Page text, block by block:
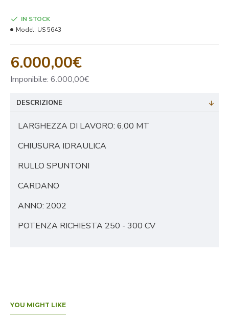
6.000,00€
Imponibile: 6.000,00€
IN STOCK
Model: US 5643
DESCRIZIONE
LARGHEZZA DI LAVORO: 6,00 MT
CHIUSURA IDRAULICA
RULLO SPUNTONI
CARDANO
ANNO: 2002
POTENZA RICHIESTA 250 - 300 CV
YOU MIGHT LIKE